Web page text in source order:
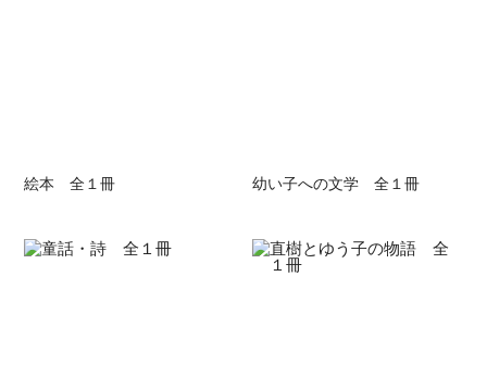
絵本 全１冊 幼い子への文学 全１冊